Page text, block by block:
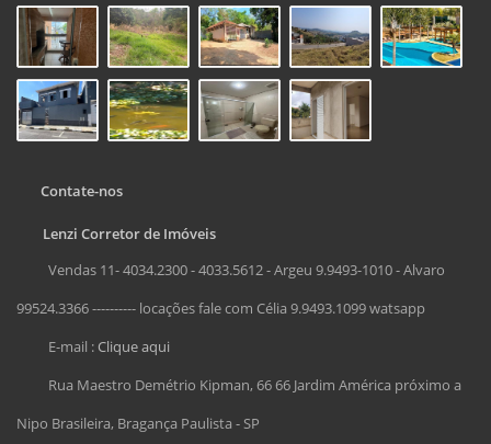
Contate-nos
Lenzi Corretor de Imóveis
Vendas 11- 4034.2300 - 4033.5612 - Argeu 9.9493-1010 - Alvaro
99524.3366 ---------- locações fale com Célia 9.9493.1099 watsapp
E-mail :Clique aqui
Rua Maestro Demétrio Kipman, 66 66 Jardim América próximo a
Nipo Brasileira, Bragança Paulista - SP